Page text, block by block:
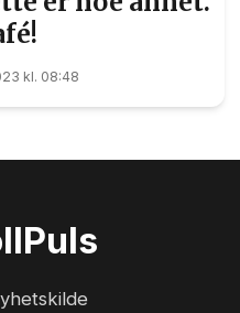
kl. 08:48
Puls